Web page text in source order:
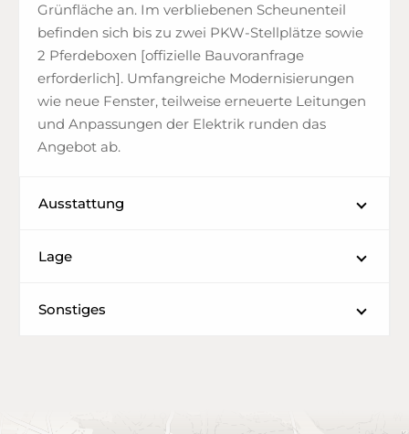
Grünfläche an. Im verbliebenen Scheunenteil
befinden sich bis zu zwei PKW-Stellplätze sowie
2 Pferdeboxen [offizielle Bauvoranfrage
erforderlich]. Umfangreiche Modernisierungen
wie neue Fenster, teilweise erneuerte Leitungen
und Anpassungen der Elektrik runden das
Angebot ab.
Ausstattung
Lage
Sonstiges